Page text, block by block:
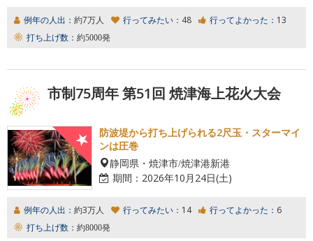
例年の人出： 約7万人 行ってみたい： 48 行ってよかった： 13
打ち上げ数： 約5000発
市制75周年 第51回 焼津海上花火大会
防波堤から打ち上げられる2尺玉・スターマイ
ンは圧巻
静岡県・焼津市/焼津港新港
期間： 2026年10月24日(土)
例年の人出： 約3万人 行ってみたい： 14 行ってよかった： 6
打ち上げ数： 約8000発